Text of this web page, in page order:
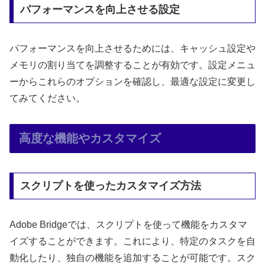
パフォーマンスを向上させる設定
パフォーマンスを向上させるためには、キャッシュ設定や
メモリの割り当てを調整することが有効です。設定メニュ
ーからこれらのオプションを確認し、最適な設定に変更し
てみてください。
高度な機能やカスタマイズ
スクリプトを使ったカスタマイズ方法
Adobe Bridgeでは、スクリプトを使って機能をカスタマ
イズすることができます。これにより、特定のタスクを自
動化したり、独自の機能を追加することが可能です。スク